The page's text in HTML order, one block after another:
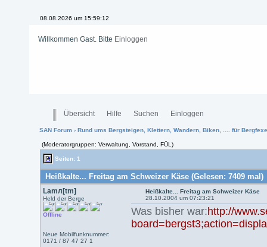
08.08.2026 um 15:59:12
Willkommen Gast. Bitte Einloggen
Übersicht Hilfe Suchen Einloggen
SAN Forum › Rund ums Bergsteigen, Klettern, Wandern, Biken, .... für
(Moderatorgruppen: Verwaltung, Vorstand, FÜL)
Seiten: 1
Heißkalte... Freitag am Schweizer Käse (Gelesen: 7409 mal)
Lamл[tm]
Held der Berge
Offline
Neue Mobilfunknummer:
0171 / 87 47 27 1
Heißkalte... Freitag am Schweizer Käse
28.10.2004 um 07:23:21
Was bisher war:http://